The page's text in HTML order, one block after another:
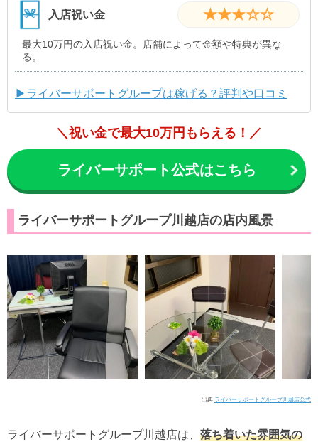
入店祝い金 ★★★☆☆
最大10万円の入店祝い金。店舗によって金額や特典が異な
る。
▶ライバーサポートグループは稼げる？評判や口コミ
＼祝い金で最大10万円もらえる！／
ライバーサポート公式はこちら
ライバーサポートグループ川越店の店内風景
出典:ライバーサポートグループ川越店公式
ライバーサポートグループ川越店は、 落ち着いた雰囲気の